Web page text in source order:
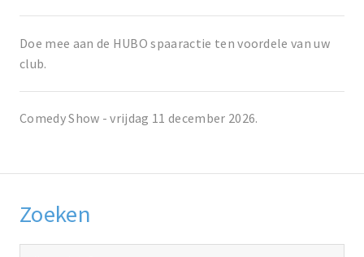
Doe mee aan de HUBO spaaractie ten voordele van uw
club.
Comedy Show - vrijdag 11 december 2026.
Zoeken